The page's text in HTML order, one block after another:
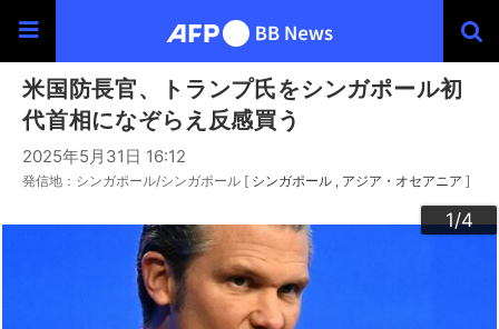
米国防長官、トランプ氏をシンガポール初
代首相になぞらえ反感買う
2025年5月31日 16:12
発信地：シンガポール/シンガポール [ シンガポール アジア・オセアニア ]
1/4
2/4
3/4
4/4